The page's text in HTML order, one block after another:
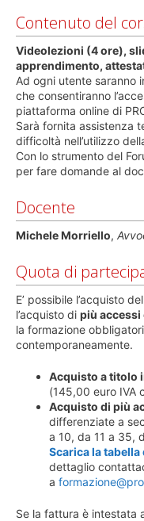
Contenuto del
Videolezioni (4 ore),
apprendimento,
Ad ogni utente saranno
che consentiranno
piattaforma online di
Sarà fornita assistenza
difficoltà nell’utilizzo
Con lo strumento del
per fare domande al
Docente
Michele Morriello,
Quota di
E’ possibile l’acquisto
l’acquisto di più accessi
la formazione
contemporaneamente.
Acquisto a titolo
(145,00 euro IVA
Acquisto di più
differenziate a
a 10, da 11 a 35,
Scarica la tabella
dettaglio
a
Se la fattura è intestata